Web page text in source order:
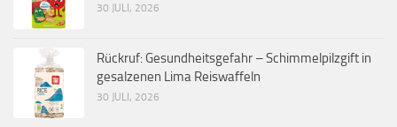
30 JULI, 2026
Rückruf: Gesundheitsgefahr – Schimmelpilzgift in
gesalzenen Lima Reiswaffeln
30 JULI, 2026